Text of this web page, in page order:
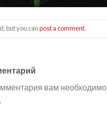
but you canpost a comment.
вам необходимо
.